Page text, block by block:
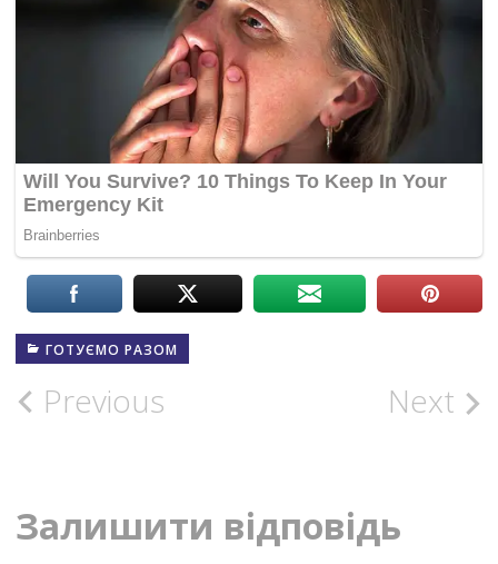
ГОТУЄМО РАЗОМ
Post
Previous Next
Залишити відповідь